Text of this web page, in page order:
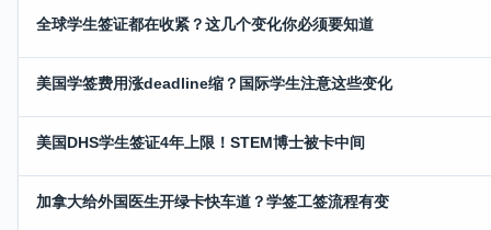
全球学生签证都在收紧？这几个变化你必须要知道
美国学签费用涨deadline缩？国际学生注意这些变化
美国DHS学生签证4年上限！STEM博士被卡中间
加拿大给外国医生开绿卡快车道？学签工签流程有变